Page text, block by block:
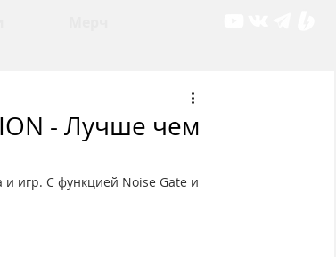
- Лучше чем
и игр. С функцией Noise Gate и